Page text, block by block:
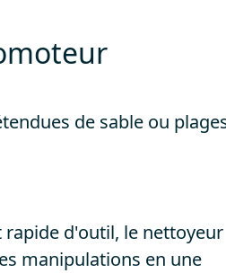
de sable ou
rapide d'outil, le nettoyeur
manipulations en une